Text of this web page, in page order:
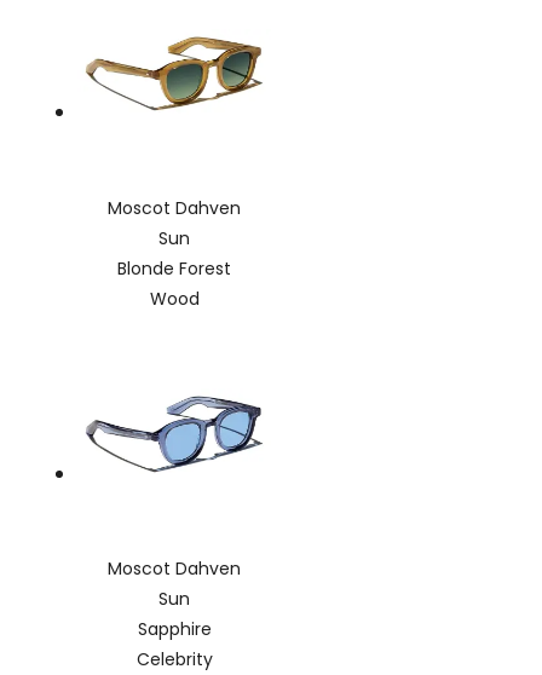
Moscot Dahven
Sun
Blonde Forest
Wood
Moscot Dahven
Sun
Sapphire
Celebrity